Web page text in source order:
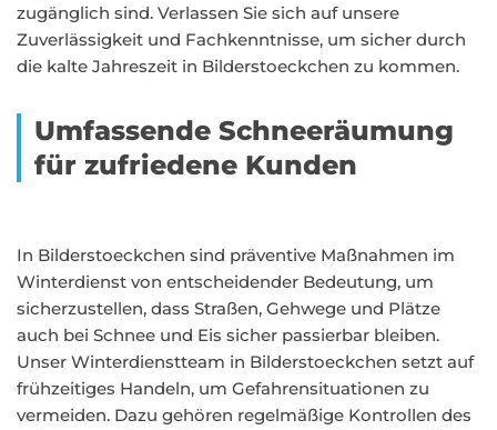
zugänglich sind. Verlassen Sie sich auf unsere
Zuverlässigkeit und Fachkenntnisse, um sicher durch
die kalte Jahreszeit in Bilderstoeckchen zu kommen.
Umfassende Schneeräumung
für zufriedene Kunden
In Bilderstoeckchen sind präventive Maßnahmen im
Winterdienst von entscheidender Bedeutung, um
sicherzustellen, dass Straßen, Gehwege und Plätze
auch bei Schnee und Eis sicher passierbar bleiben.
Unser Winterdienstteam in Bilderstoeckchen setzt auf
frühzeitiges Handeln, um Gefahrensituationen zu
vermeiden. Dazu gehören regelmäßige Kontrollen des